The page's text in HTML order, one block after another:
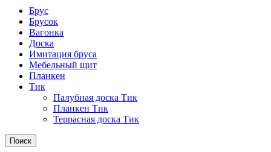
Брус
Брусок
Вагонка
Доска
Имитация бруса
Мебельный щит
Планкен
Тик
Палубная доска Тик
Планкен Тик
Террасная доска Тик
Поиск